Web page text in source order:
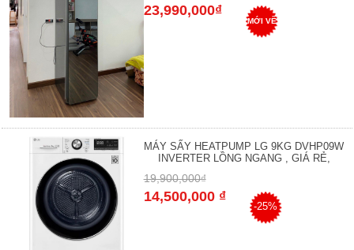
23,990,000₫
MỚI VỀ
MÁY SẤY HEATPUMP LG 9KG DVHP09W
INVERTER LỒNG NGANG , GIÁ RẺ,
19,900,000₫
14,500,000 ₫
-25%